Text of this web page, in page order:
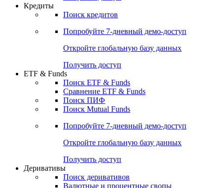
Откройте глобальную базу данных
Получить доступ
Поиск кредитов
Попробуйте7-дневный
Откройте глобальную базу данных
Получить доступ
ETF & Funds
Сравнение ETF & Funds
Поиск Mutual Funds
Попробуйте7-дневный
Откройте глобальную базу данных